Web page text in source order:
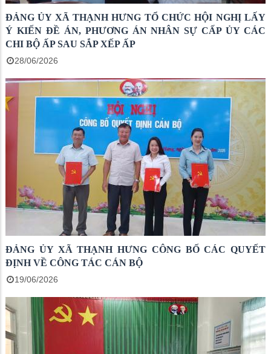
ĐẢNG ỦY XÃ THẠNH HƯNG TỔ CHỨC HỘI NGHỊ LẤY
Ý KIẾN ĐỀ ÁN, PHƯƠNG ÁN NHÂN SỰ CẤP ỦY CÁC
CHI BỘ ẤP SAU SẮP XẾP ẤP
28/06/2026
ĐẢNG ỦY XÃ THẠNH HƯNG CÔNG BỐ CÁC QUYẾT
ĐỊNH VỀ CÔNG TÁC CÁN BỘ
19/06/2026